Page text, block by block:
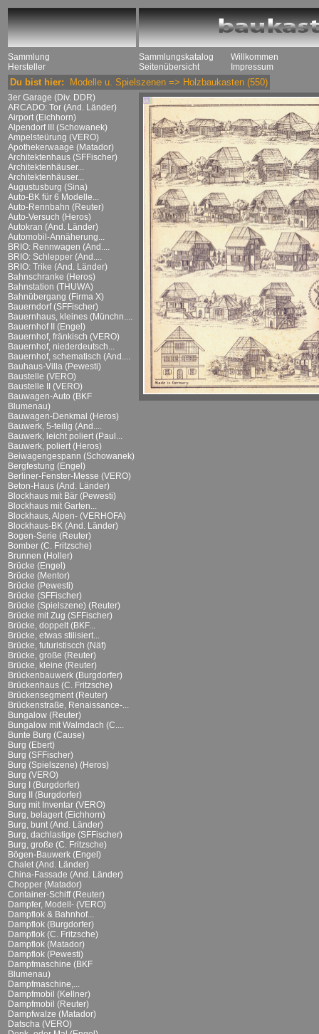
Sammlung
Hersteller
Sammlungskatalog
Seitenübersicht
Willkommen
Impressum
Du bist hier: Modelle u. Spielszenen => Holzbaukasten (550)
3er Garage (Div. DDR)
ARCADO: Tor (And. Länder)
Airport (Eichhorn)
Alpendorf III (Schowanek)
Ampelsteürung (VERO)
Apothekerwaage (Matador)
Architektenhaus (SFFischer)
Architektenhäuser...
Architektenhäuser...
Augustusburg (Sina)
Auto-BK für 6 Modelle...
Auto-Rennbahn (Reuter)
Auto-Versuch (Heros)
Autokran (And. Länder)
Automobil-Annäherung...
BRIO: Rennwagen (And....
BRIO: Schlepper (And....
BRIO: Trike (And. Länder)
Bahnschranke (Heros)
Bahnstation (THUWA)
Bahnübergang (Firma X)
Bauerndorf (SFFischer)
Bauernhaus, kleines (Münchn....
Bauernhof II (Engel)
Bauernhof, fränkisch (VERO)
Bauernhof, niederdeutsch...
Bauernhof, schematisch (And....
Bauhaus-Villa (Pewesti)
Baustelle (VERO)
Baustelle II (VERO)
Bauwagen-Auto (BKF
Blumenau)
Bauwagen-Denkmal (Heros)
Bauwerk, 5-teilig (And....
Bauwerk, leicht poliert (Paul...
Bauwerk, poliert (Heros)
Beiwagengespann (Schowanek)
Bergfestung (Engel)
Berliner-Fenster-Messe (VERO)
Beton-Haus (And. Länder)
Blockhaus mit Bär (Pewesti)
Blockhaus mit Garten...
Blockhaus, Alpen- (VERHOFA)
Blockhaus-BK (And. Länder)
Bogen-Serie (Reuter)
Bomber (C. Fritzsche)
Brunnen (Holler)
Brücke (Engel)
Brücke (Mentor)
Brücke (Pewesti)
Brücke (SFFischer)
Brücke (Spielszene) (Reuter)
Brücke mit Zug (SFFischer)
Brücke, doppelt (BKF...
Brücke, etwas stilisiert...
Brücke, futuristiscch (Näf)
Brücke, große (Reuter)
Brücke, kleine (Reuter)
Brückenbauwerk (Burgdorfer)
Brückenhaus (C. Fritzsche)
Brückensegment (Reuter)
Brückenstraße, Renaissance-...
Bungalow (Reuter)
Bungalow mit Walmdach (C....
Bunte Burg (Cause)
Burg (Ebert)
Burg (SFFischer)
Burg (Spielszene) (Heros)
Burg (VERO)
Burg I (Burgdorfer)
Burg II (Burgdorfer)
Burg mit Inventar (VERO)
Burg, belagert (Eichhorn)
Burg, bunt (And. Länder)
Burg, dachlastige (SFFischer)
Burg, große (C. Fritzsche)
Bögen-Bauwerk (Engel)
Chalet (And. Länder)
China-Fassade (And. Länder)
Chopper (Matador)
Container-Schiff (Reuter)
Dampfer, Modell- (VERO)
Dampflok & Bahnhof...
Dampflok (Burgdorfer)
Dampflok (C. Fritzsche)
Dampflok (Matador)
Dampflok (Pewesti)
Dampfmaschine (BKF
Blumenau)
Dampfmaschine,...
Dampfmobil (Kellner)
Dampfmobil (Reuter)
Dampfwalze (Matador)
Datscha (VERO)